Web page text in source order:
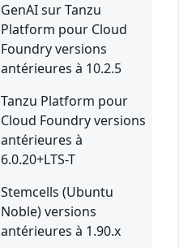
GenAI sur Tanzu
Platform pour Cloud
Foundry versions
antérieures à 10.2.5
Tanzu Platform pour
Cloud Foundry versions
antérieures à
6.0.20+LTS-T
Stemcells (Ubuntu
Noble) versions
antérieures à 1.90.x